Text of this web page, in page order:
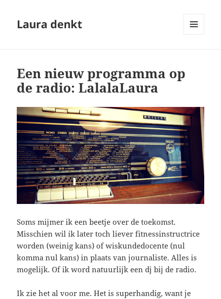
Laura denkt
Een nieuw programma op
de radio: LalalaLaura
Soms mijmer ik een beetje over de toekomst.
Misschien wil ik later toch liever fitnessinstructrice
worden (weinig kans) of wiskundedocente (nul
komma nul kans) in plaats van journaliste. Alles is
mogelijk. Of ik word natuurlijk een dj bij de radio.
Ik zie het al voor me. Het is superhandig, want je